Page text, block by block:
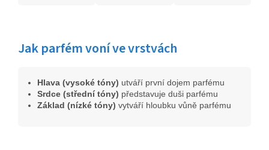
Jak parfém voní ve vrstvách
Hlava (vysoké tóny) utváří první dojem parfému
Srdce (střední tóny) představuje duši parfému
Základ (nízké tóny) vytváří hloubku vůně parfému